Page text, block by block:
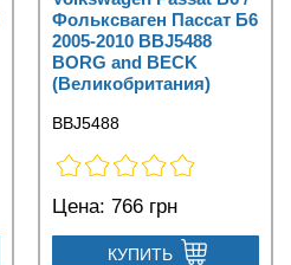
Фольксваген Пассат Б6
2005-2010 BBJ5488
BORG and BECK
(Великобритания)
BBJ5488
Цена: 766 грн
КУПИТЬ